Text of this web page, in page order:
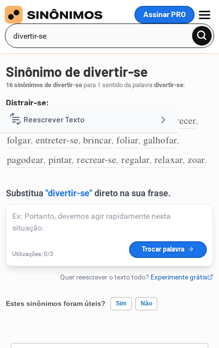
Assinar PRO
MENU
Reescrever Texto
Resumir Texto
Detector de IA
Humanizador de IA
Sinônimo de divertir-se
16 sinônimos de divertir-se para 1 sentido da palavra divertir-se:
Distrair-se:
1 festejar,curtir,distrair-se espairecer,
folgar, entreter-se, brincar, foliar, galhofar,
pagodear, pintar, recrear-se, regalar, relaxar, zoar.
Estes sinônimos foram úteis? Sim Não